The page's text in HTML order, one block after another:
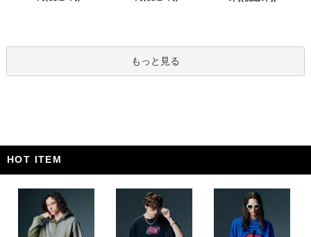
もっと見る
HOT ITEM